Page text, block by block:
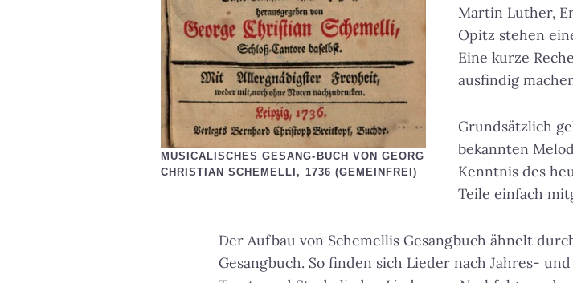
MUSICALISCHES GESANG-BUCH VON GEORG
CHRISTIAN SCHEMELLI, 1736 (GEMEINFREI)
Martin Luther,
Opitz stehen
Eine kurze
ausfindig
Grundsätzlich
bekannten
Kenntnis des
Teile einfach
Der Aufbau von Schemellis Gesangbuch ähnelt
Gesangbuch. So finden sich Lieder nach Jahres-